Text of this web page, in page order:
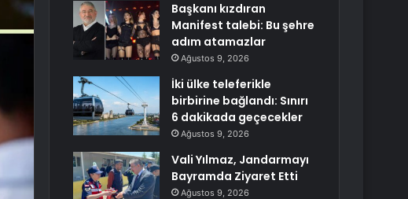
Başkanı kızdıran
Manifest talebi: Bu şehre
adım atamazlar
Ağustos 9, 2026
İki ülke teleferikle
birbirine bağlandı: Sınırı
6 dakikada geçecekler
Ağustos 9, 2026
Vali Yılmaz, Jandarmayı
Bayramda Ziyaret Etti
Ağustos 9, 2026